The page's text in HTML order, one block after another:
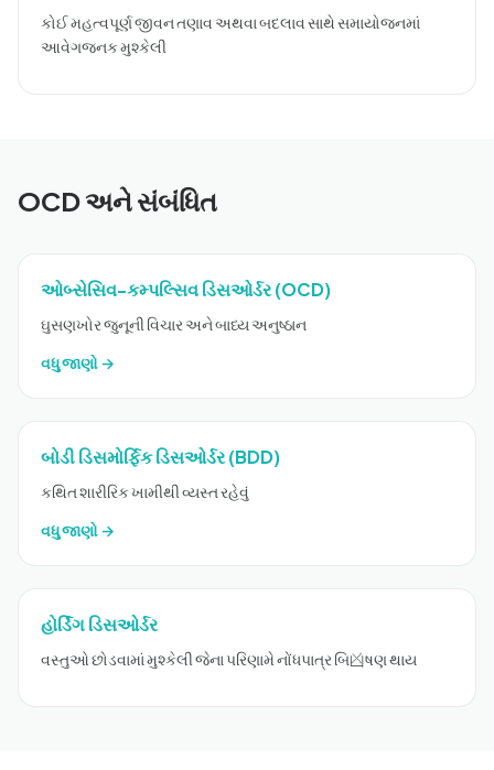
કોઈ મહત્વપૂર્ણ જીવન તણાવ અથવા બદલાવ સાથે સમાયોજનમાં
આવેગજનક મુશ્કેલી
OCD અને સંબંધિત
ઓબ્સેસિવ-કમ્પલ્સિવ ડિસઓર્ડર (OCD)
ઘુસણખોર જુનૂની વિચાર અને બાધ્ય અનુષ્ઠાન
વધુ જાણો →
બોડી ડિસમોર્ફિક ડિસઓર્ડર (BDD)
કથિત શારીરિક ખામીથી વ્યસ્ત રહેવું
વધુ જાણો →
હોર્ડિંગ ડિસઓર્ડર
વસ્તુઓ છોડવામાં મુશ્કેલી જેના પરિણામે નોંધપાત્ર બિ凶ષણ થાય